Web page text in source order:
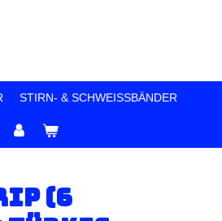
STIRN- & SCHWEISSBÄNDER
(6